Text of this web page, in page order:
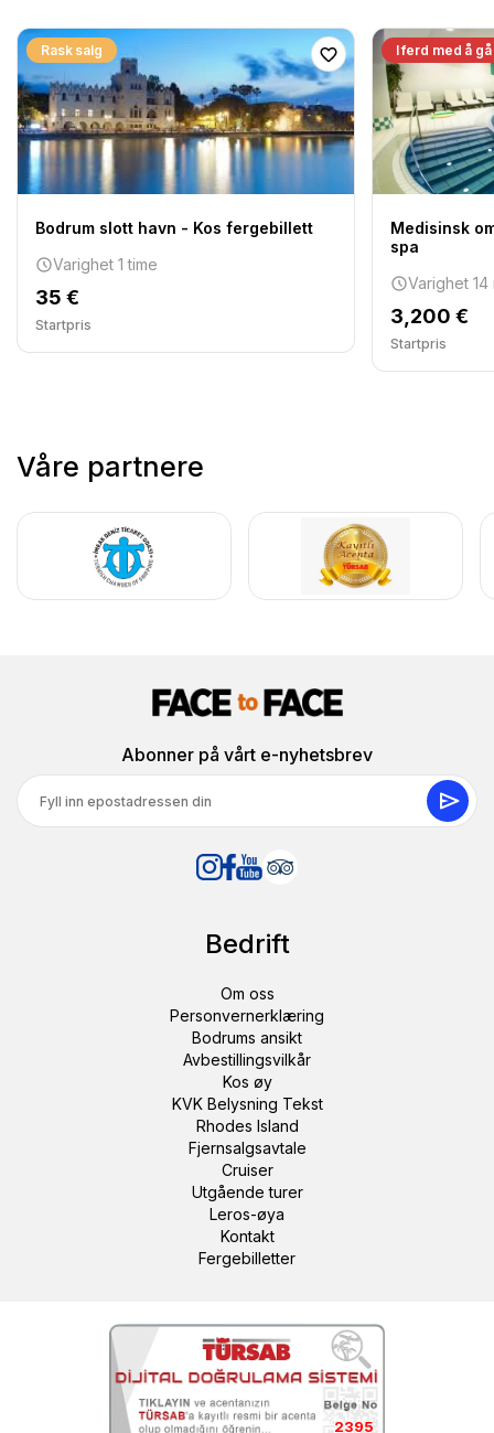
Rask salg
Bodrum slott havn - Kos fergebillett
Varighet 1 time
35 €
Startpris
I ferd med å
Medisinsk
spa
Varighet 14
3,200 €
Startpris
Våre partnere
Abonner på vårt e-nyhetsbrev
Bedrift
Om oss
Personvernerklæring
Bodrums ansikt
Avbestillingsvilkår
Kos øy
KVK Belysning Tekst
Rhodes Island
Fjernsalgsavtale
Cruiser
Utgående turer
Leros-øya
Kontakt
Fergebilletter
2395